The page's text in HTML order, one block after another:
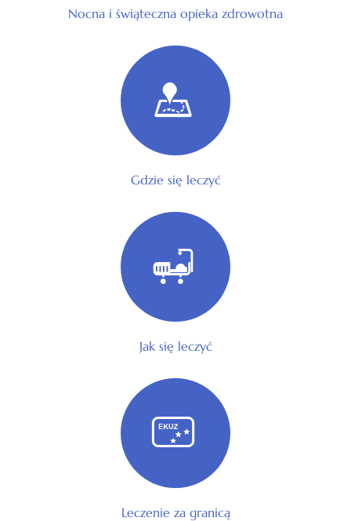
Nocna i świąteczna opieka zdrowotna
Gdzie się leczyć
Jak się leczyć
Leczenie za granicą